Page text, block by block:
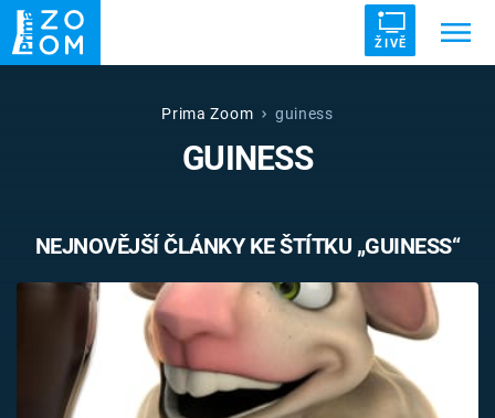
ŽIVĚ
UFO DRUHÁ SVĚTOVÁ VÁLKA
VETŘELCI DÁVNOVĚKU
Témata
Témata
Pořady
Prima Zoom guiness
GUINESS
NEJNOVĚJŠÍ ČLÁNKY KE ŠTÍTKU „GUINESS“